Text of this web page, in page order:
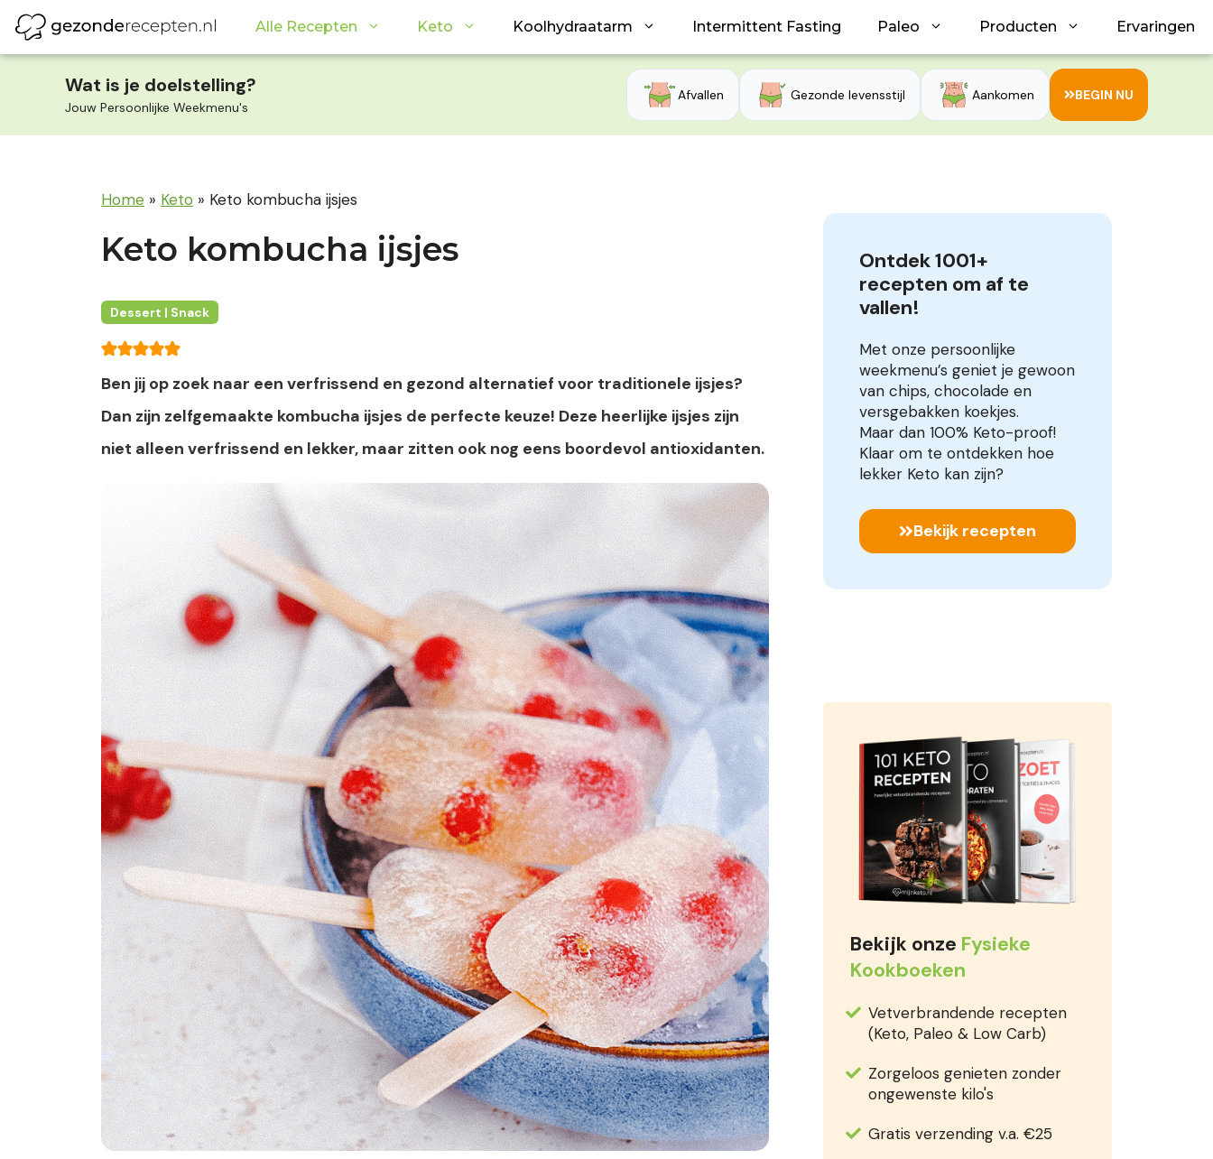
naar
de
Alle Recepten Keto Koolhydraatarm Intermittent Fasting Paleo Producten Ervaringen
Wat is je doelstelling?
Jouw Persoonlijke Weekmenu's
Afvallen Gezonde levensstijl Aankomen BEGIN NU
Home » Keto » Keto kombucha ijsjes
Keto kombucha ijsjes
Dessert | Snack
Ben jij op zoek naar een verfrissend en gezond alternatief voor traditionele ijsjes?
Dan zijn zelfgemaakte kombucha ijsjes de perfecte keuze! Deze heerlijke ijsjes zijn
niet alleen verfrissend en lekker, maar zitten ook nog eens boordevol antioxidanten.
Ontdek 1001+
recepten om af te
vallen!
Met onze persoonlijke
weekmenu’s geniet je gewoon
van chips, chocolade en
versgebakken koekjes.
Maar dan 100% Keto-proof!
Klaar om te ontdekken hoe
lekker Keto kan zijn?
Bekijk recepten
Bekijk onze Fysieke
Kookboeken
Vetverbrandende recepten
(Keto, Paleo & Low Carb)
Zorgeloos genieten zonder
ongewenste kilo's
Gratis verzending v.a. €25